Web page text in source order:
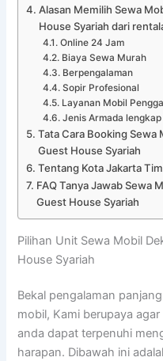
Alasan Memilih Sewa
House Syariah dari
Online 24 Jam
Biaya Sewa Murah
Berpengalaman
Sopir Profesional
Layanan Mobil
Jenis Armada lengkap
Tata Cara Booking Sewa
Guest House Syariah
Tentang Kota Jakarta
FAQ Tanya Jawab Sewa
Guest House Syariah
Pilihan Unit Sewa Mobil
House Syariah
Bekal pengalaman
mobil, Kami berupaya
anda dapat terpenuhi
harapan. Dibawah ini